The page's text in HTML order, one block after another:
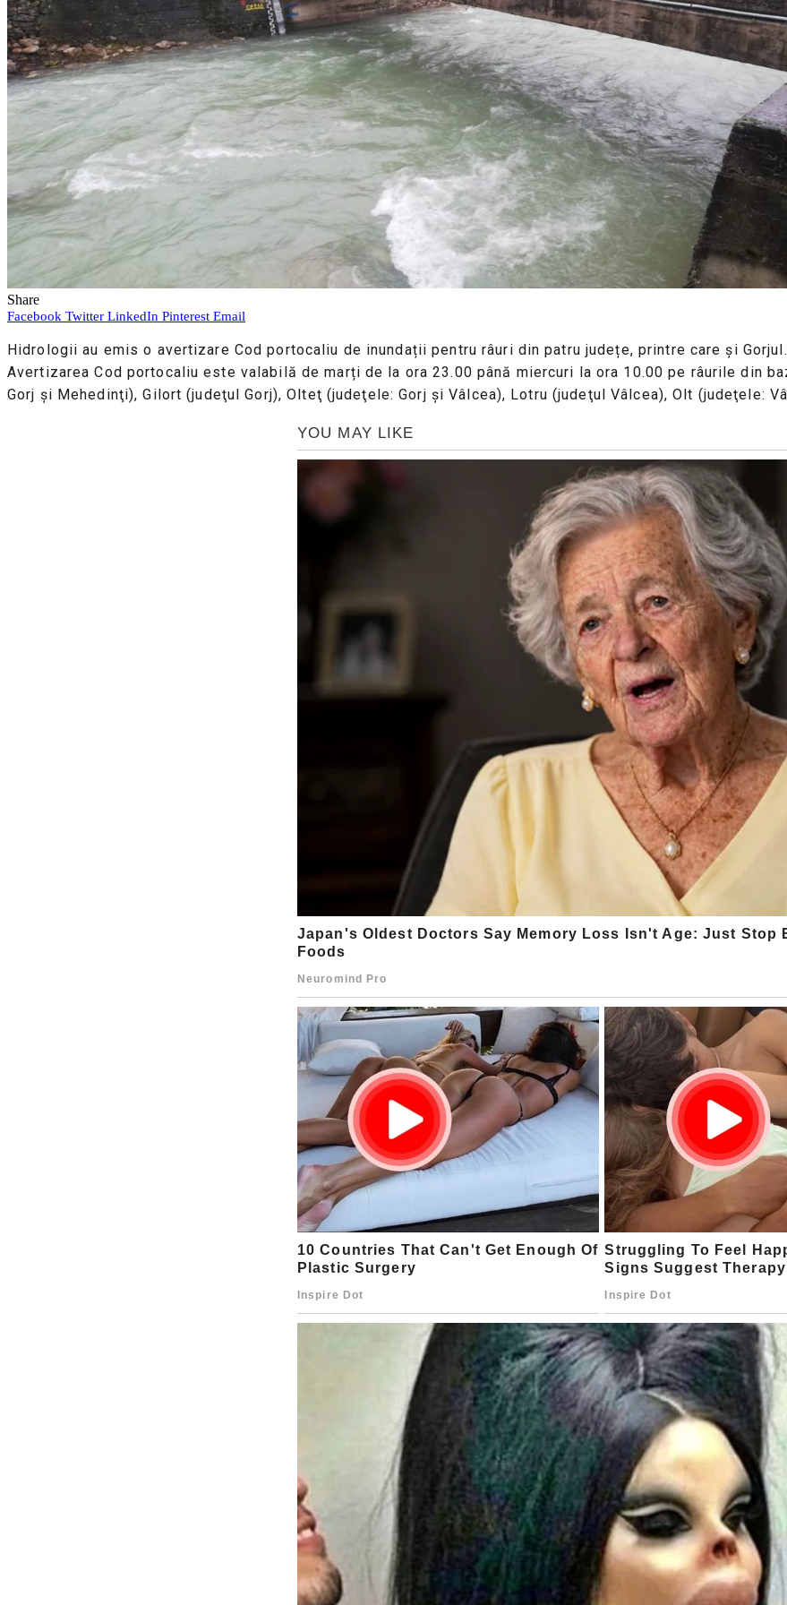
Share
Facebook Twitter LinkedIn Pinterest Email
Hidrologii au emis o avertizare Cod portocaliu de inundații pentru râuri din patru județe, printre care și
Avertizarea Cod portocaliu este valabilă de marți de la ora 23.00 până miercuri la ora 10.00 pe râurile din
Gorj şi Mehedinţi), Gilort (judeţul Gorj), Olteţ (judeţele: Gorj şi Vâlcea), Lotru (judeţul Vâlcea), Olt (judeţele: